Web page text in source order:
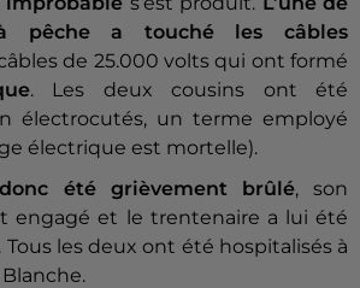
pêche a touché les câbles
de 25.000 volts qui ont formé
. Les deux cousins ont été
électrocutés, un terme employé
électrique est mortelle).
donc été grièvement brûlé, son
engagé et le trentenaire a lui été
les deux ont été hospitalisés à
Blanche.